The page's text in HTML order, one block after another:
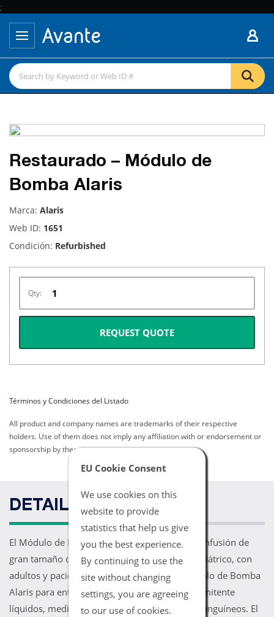
;
EU Cookie Consent
We use cookies on this
website to provide
statistics that help us give
you the best experience.
By continuing to use the
site without changing
settings, you are agreeing
to our use of cookies.
Restaurado – Módulo de
Bomba Alaris
Marca: Alaris
Web ID: 1651
Condición: Refurbished
Qty:
REQUEST QUOTE
Términos y Condiciones del Listado
All product and company names are trademarks of their respective
holders. Use of them does not imply any affiliation with or endorsement or
sponsorship by them.
DETAILS
El Módulo de Bomba Alaris es una bomba de infusión de
gran tamaño que es adecuada para su uso pediátrico, con
adultos y pacientes neonatales. Utilice el Módulo de Bomba
Alaris para entregar de forma continua o intermitente
líquidos, medicamentos, sangre y productos sanguíneos. El